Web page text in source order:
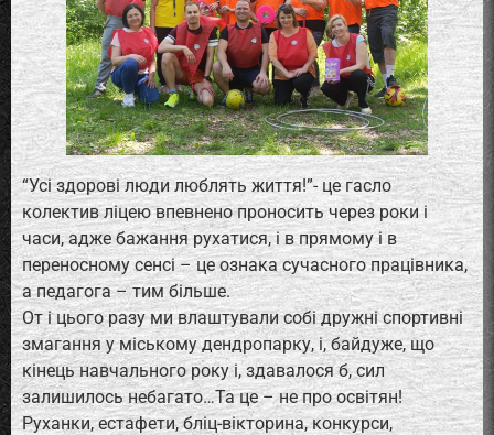
“Усі здорові люди люблять життя!”- це гасло
колектив ліцею впевнено проносить через роки і
часи, адже бажання рухатися, і в прямому і в
переносному сенсі – це ознака сучасного працівника,
а педагога – тим більше.
От і цього разу ми влаштували собі дружні спортивні
змагання у міському дендропарку, і, байдуже, що
кінець навчального року і, здавалося б, сил
залишилось небагато…Та це – не про освітян!
Руханки, естафети, бліц-вікторина, конкурси,